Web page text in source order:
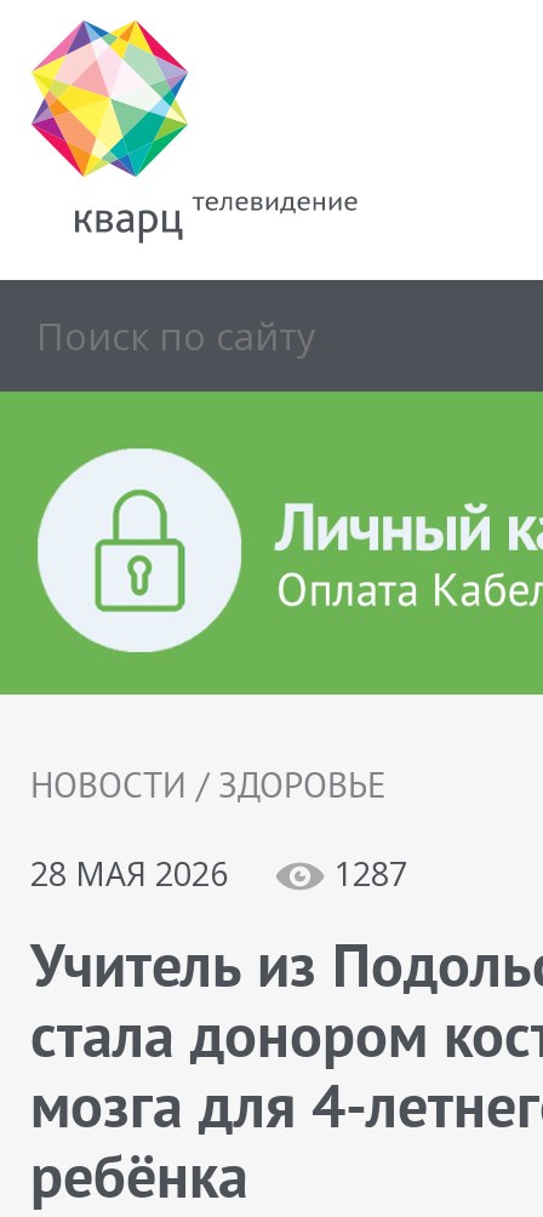
НОВОСТИ / ЗДОРОВЬЕ
28 МАЯ 2026
1287
Учитель из
стала донором
мозга для 4-
ребёнка